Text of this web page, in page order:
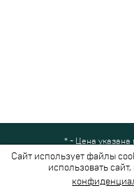
* - Цена указана
Все права защищены ©
Вся представленная на сайте
Сайт использует файлы
использовать